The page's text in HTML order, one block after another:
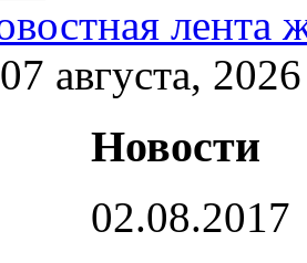
лента
августа, 2026
Новости
02.08.2017